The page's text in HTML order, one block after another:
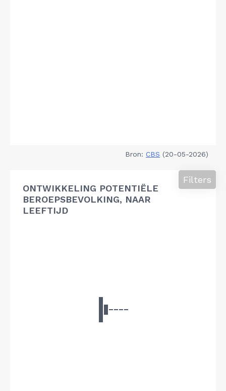
Bron: CBS (20-05-2026)
ONTWIKKELING POTENTIËLE
BEROEPSBEVOLKING, NAAR
LEEFTIJD
Filters